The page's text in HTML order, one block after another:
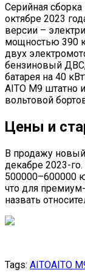
Серийная
октябре 2023
версии –
мощностью 390
двух
бензиновый
батарея на 40
AITO M9 штатно
вольтовой
Цены и
В продажу
декабре 2023-
500000–600000
что для
назвать
Tags: AITOAITO